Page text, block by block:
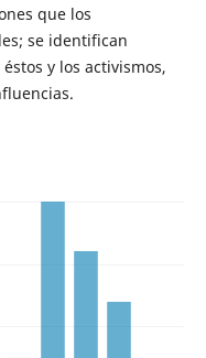
que los
se identifican
y los activismos,